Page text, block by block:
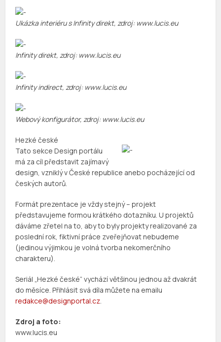
Ukázka interiéru s Infinity direkt, zdroj: www.lucis.eu
Infinity direkt, zdroj: www.lucis.eu
Infinity indirect, zdroj: www.lucis.eu
Webový konfigurátor, zdroj: www.lucis.eu
Hezké české
Tato sekce Design portálu
má za cíl představit zajímavý
design, vzniklý v České republice anebo pocházející od
českých autorů.
Formát prezentace je vždy stejný – projekt
představujeme formou krátkého dotazníku. U projektů
dáváme zřetel na to, aby to byly projekty realizované za
poslední rok, fiktivní práce zveřejňovat nebudeme
(jedinou výjimkou je volná tvorba nekomerčního
charakteru).
Seriál „Hezké české“ vychází většinou jednou až dvakrát
do měsíce. Přihlásit svá díla můžete na emailu
redakce@designportal.cz.
Zdroj a foto:
www.lucis.eu